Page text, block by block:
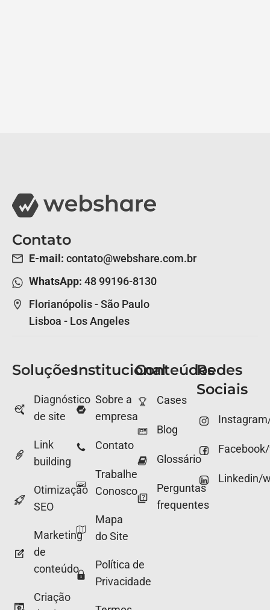
Contato
E-mail: contato@webshare.com.br
WhatsApp: 48 99196-8130
Florianópolis - São Paulo
Lisboa - Los Angeles
Soluções
Diagnóstico
de site
Link
building
Otimização
SEO
Marketing
de
conteúdo
Criação
Institucional
Sobre a
empresa
Contato
Trabalhe
Conosco
Mapa
do Site
Política de
Privacidade
Conteúdos
Cases
Blog
Glossário
Perguntas
frequentes
Redes
Sociais
Linkedin/